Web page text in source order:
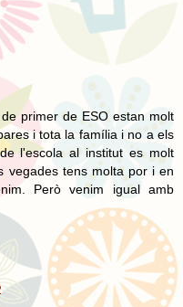
primer de ESO estan molt
i tota la família i no a els
l'escola al institut es molt
vegades tens molta por i en
Però venim igual amb